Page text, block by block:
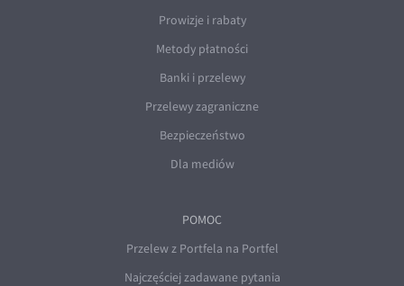
Prowizje i rabaty
Metody płatności
Banki i przelewy
Przelewy zagraniczne
Bezpieczeństwo
Dla mediów
POMOC
Przelew z Portfela na Portfel
Najczęściej zadawane pytania